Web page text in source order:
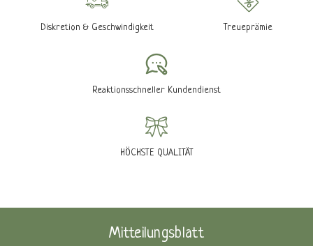
Diskretion & Geschwindigkeit Treueprämie
Reaktionsschneller Kundendienst
HÖCHSTE QUALITÄT
Mitteilungsblatt